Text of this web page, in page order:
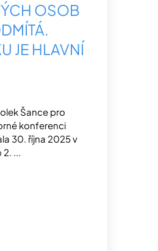
OSOB
JE HLAVNÍ
Šance pro
konferenci
30. října 2025 v
...